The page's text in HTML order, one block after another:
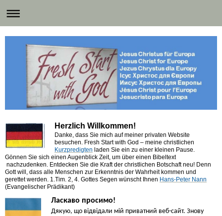
Herzlich Willkommen!
Danke, dass Sie mich auf meiner privaten Website
besuchen. Fresh Start with God – meine christlichen
Kurzpredigten laden Sie ein zu einer kleinen Pause.
Gönnen Sie sich einen Augenblick Zeit, um über einen Bibeltext
nachzudenken. Entdecken Sie die Kraft der christlichen Botschaft neu! Denn
Gott will, dass alle Menschen zur Erkenntnis der Wahrheit kommen und
gerettet werden. 1.Tim. 2, 4. Gottes Segen wünscht Ihnen Hans-Peter Nann
(Evangelischer Prädikant)
Ласкаво просимо!
Дякую, що відвідали мій приватний веб-сайт. Знову